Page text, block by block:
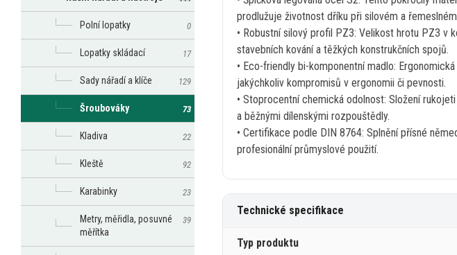
prodlužuje životnost dříku při silovém a
• Robustní silový profil PZ3: Velikost hrotu PZ3 v
stavebních kovánía těžkých konstrukčních spojů.
• Eco-friendly bi-komponentní madlo:
jakýchkoliv kompromisů v ergonomii či pevnosti.
• Stoprocentní chemická odolnost: Složení rukojeti
a běžnými dílenskými rozpouštědly.
• Certifikace podle DIN 8764: Splnění přísné
profesionální průmyslové použití.
Technické specifikace
Typ produktu
Polní lopatky 0
Lopatky skládací 17
Sady nářadí a klíče 129
Šroubováky 73
Kladiva 22
Kleště 92
Karabinky 23
Metry, měřidla, posuvné
měřítka
39